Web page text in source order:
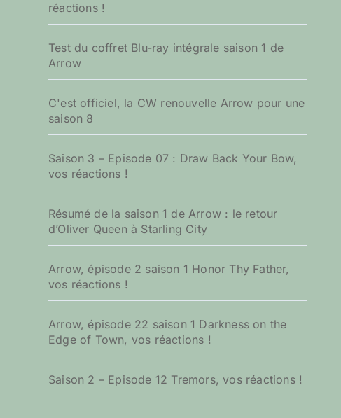
réactions !
Test du coffret Blu-ray intégrale saison 1 de
Arrow
C'est officiel, la CW renouvelle Arrow pour une
saison 8
Saison 3 – Episode 07 : Draw Back Your Bow,
vos réactions !
Résumé de la saison 1 de Arrow : le retour
d’Oliver Queen à Starling City
Arrow, épisode 2 saison 1 Honor Thy Father,
vos réactions !
Arrow, épisode 22 saison 1 Darkness on the
Edge of Town, vos réactions !
Saison 2 – Episode 12 Tremors, vos réactions !